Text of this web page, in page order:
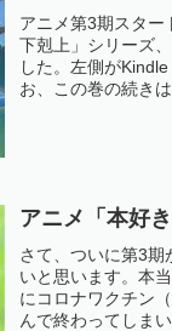
アニメ第3期スター
下剋上」シリーズ
した。左側が
お、この巻の続き
在、おそらく期間
アニメ「本好
さて、ついに第3期
いと思います。本
にコロナワクチン
んで終わってしま